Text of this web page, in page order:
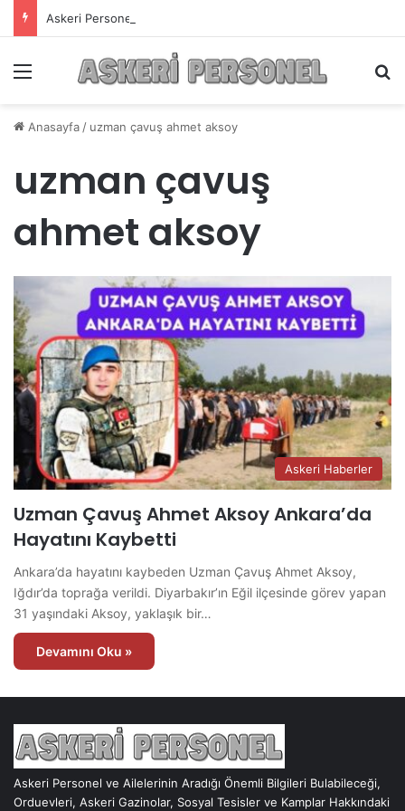
Askeri Personelin Güncel Haber ve Bilgi Sitesi.
Anasayfa / uzman çavuş ahmet aksoy
uzman çavuş
ahmet aksoy
Askeri Haberler
Uzman Çavuş Ahmet Aksoy Ankara’da
Hayatını Kaybetti
Ankara’da hayatını kaybeden Uzman Çavuş Ahmet Aksoy,
Iğdır’da toprağa verildi. Diyarbakır’ın Eğil ilçesinde görev yapan
31 yaşındaki Aksoy, yaklaşık bir…
Devamını Oku »
Askeri Personel ve Ailelerinin Aradığı Önemli Bilgileri Bulabileceği,
Orduevleri, Askeri Gazinolar, Sosyal Tesisler ve Kamplar Hakkındaki